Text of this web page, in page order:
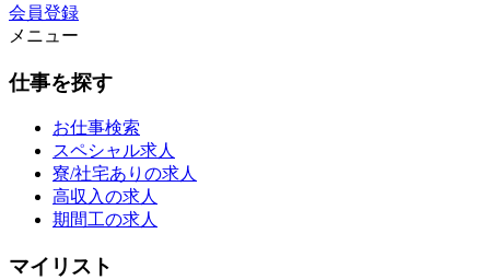
会員登録
メニュー
仕事を探す
お仕事検索
スペシャル求人
寮/社宅ありの求人
高収入の求人
期間工の求人
マイリスト